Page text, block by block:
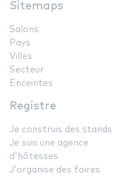
Sitemaps
Salons
Pays
Villes
Secteur
Enceintes
Registre
Je construis des stands
Je suis une agence
d'hôtesses
J'organise des foires